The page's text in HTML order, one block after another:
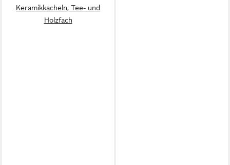
Keramikkacheln, Tee- und
Holzfach